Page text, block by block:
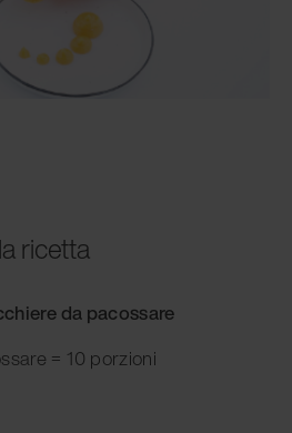
ricetta
da pacossare
= 10 porzioni